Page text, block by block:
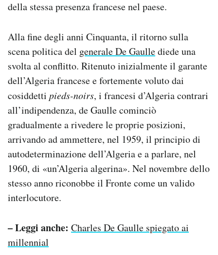
della stessa presenza francese nel paese.
Alla fine degli anni Cinquanta, il ritorno sulla
scena politica del generale De Gaullediede una
svolta al conflitto. Ritenuto inizialmente il garante
dell’Algeria francese e fortemente voluto dai
cosiddetti pieds-noirs, i francesi d’Algeria contrari
all’indipendenza, de Gaulle cominciò
gradualmente a rivedere le proprie posizioni,
arrivando ad ammettere, nel 1959, il principio di
autodeterminazione dell’Algeria e a parlare, nel
1960, di «un’Algeria algerina». Nel novembre dello
stesso anno riconobbe il Fronte come un valido
interlocutore.
– Leggi anche: Charles De Gaulle spiegato ai
millennial